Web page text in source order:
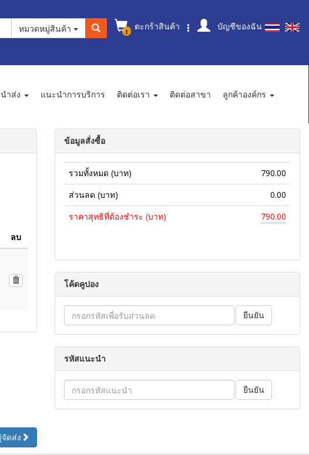
1 ตะกร้าสินค้า บัญชีของฉัน
หมวดหมู่สินค้า
ำส่ง แนะนำการบริการ ติดต่อเรา ติดต่อสาขา
ลูกค้าองค์กร
ลบ
ข้อมูลสั่งซื้อ
รวมทั้งหมด (บาท)
790.00
ส่วนลด (บาท)
0.00
ราคาสุทธิที่ต้องชำระ (บาท)
790.00
โค้ดคูปอง
รหัสแนะนำ
ดส่ง